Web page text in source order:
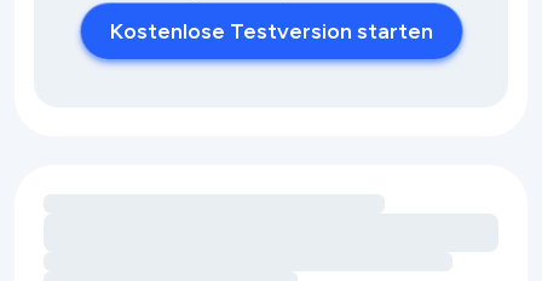
Kostenlose Testversion starten